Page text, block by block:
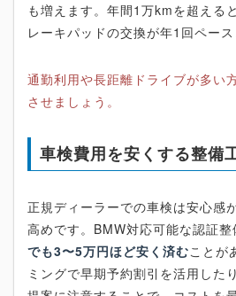
も増えます。年間1万kmを超える
レーキパッドの交換が年1回ペース
通勤利用や長距離ドライブが多い
させましょう。
車検費用を安くする整備
正規ディーラーでの車検は安心感
高めです。BMW対応可能な認証整
でも3〜5万円ほど安く済むことが
ミングで早期予約割引を活用した